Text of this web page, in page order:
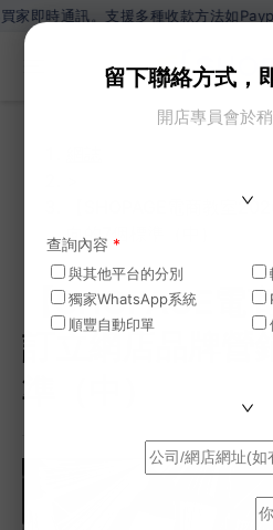
訊。支援多種收款方法如Paypal，
留下聯絡方式，
開店專員會於
查詢內容 *
與其他平台的分別
獨家WhatsApp系統
順豐自動印單
【SHOPAGE電商教室
向的7個標準（中）
【SHOPAGE電
訂立網店品牌營
準（中）